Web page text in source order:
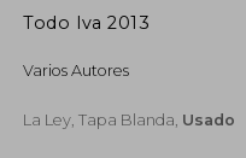
Todo Iva 2013
Varios Autores
La Ley, Tapa Blanda, Usado